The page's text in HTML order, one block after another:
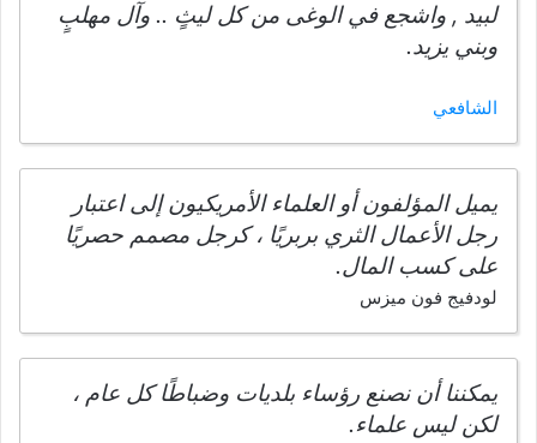
لبيد , واشجع في الوغى من كل ليثٍ .. وآل مهلبٍ
وبني يزيد.
الشافعي
يميل المؤلفون أو العلماء الأمريكيون إلى اعتبار
رجل الأعمال الثري بربريًا ، كرجل مصمم حصريًا
على كسب المال.
لودفيج فون ميزس
يمكننا أن نصنع رؤساء بلديات وضباطًا كل عام ،
لكن ليس علماء.